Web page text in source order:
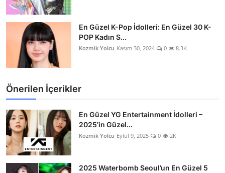
En Güzel K-Pop İdolleri: En Güzel 30 K-
POP Kadın S...
Kozmik Yolcu Kasım 30, 2024 0 8.3K
Önerilen İçerikler
En Güzel YG Entertainment İdolleri –
2025’in Güzel...
Kozmik Yolcu Eylül 9, 2025 0 2K
2025 Waterbomb Seoul’un En Güzel 5